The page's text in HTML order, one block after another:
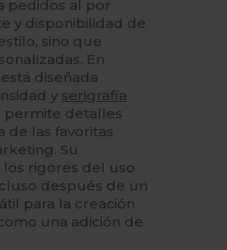
pedidos al por
y disponibilidad de
sino que
En
diseñada
y serigrafía
permite detalles
de las favoritas
Su
rigores del uso
después de un
para la creación
una adición de